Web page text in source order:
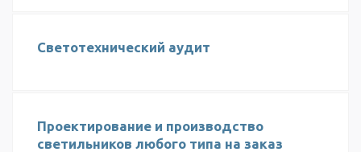
Светотехнический аудит
Проектирование и производство
светильников любого типа на заказ